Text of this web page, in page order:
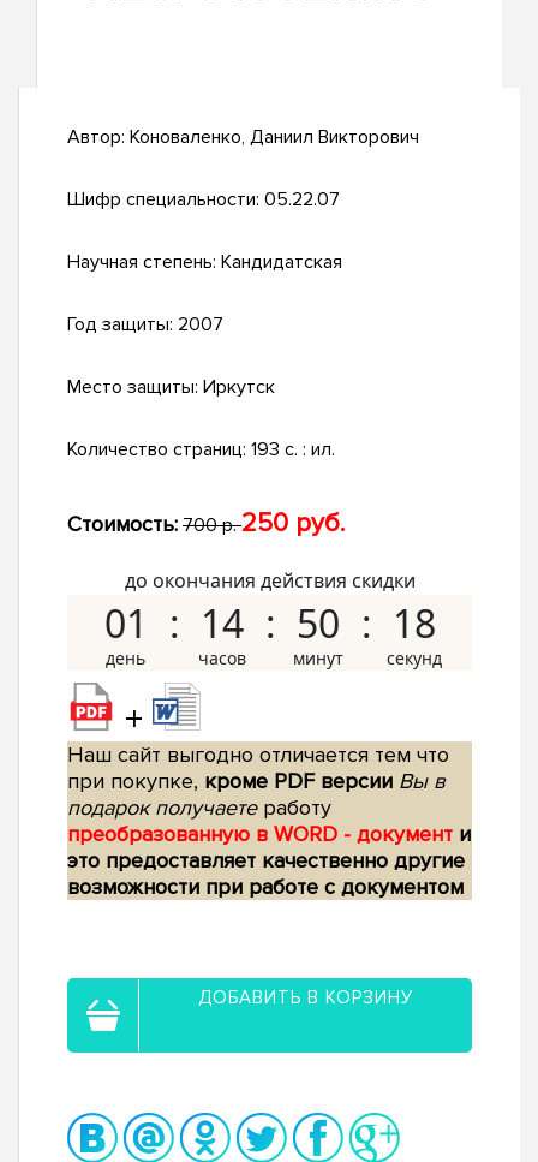
Автор: Коноваленко, Даниил Викторович
Шифр специальности: 05.22.07
Научная степень: Кандидатская
Год защиты: 2007
Место защиты: Иркутск
Количество страниц: 193 с. : ил.
Стоимость: 700 р.250 руб.
до окончания действия скидки
01 14 50 17
+
Наш сайт выгодно отличается тем что
при покупке, кроме PDF версии Вы в
подарок получаетеработу
преобразованную в WORD - документ и
это предоставляет качественно другие
возможности при работе с документом
ДОБАВИТЬ В КОРЗИНУ